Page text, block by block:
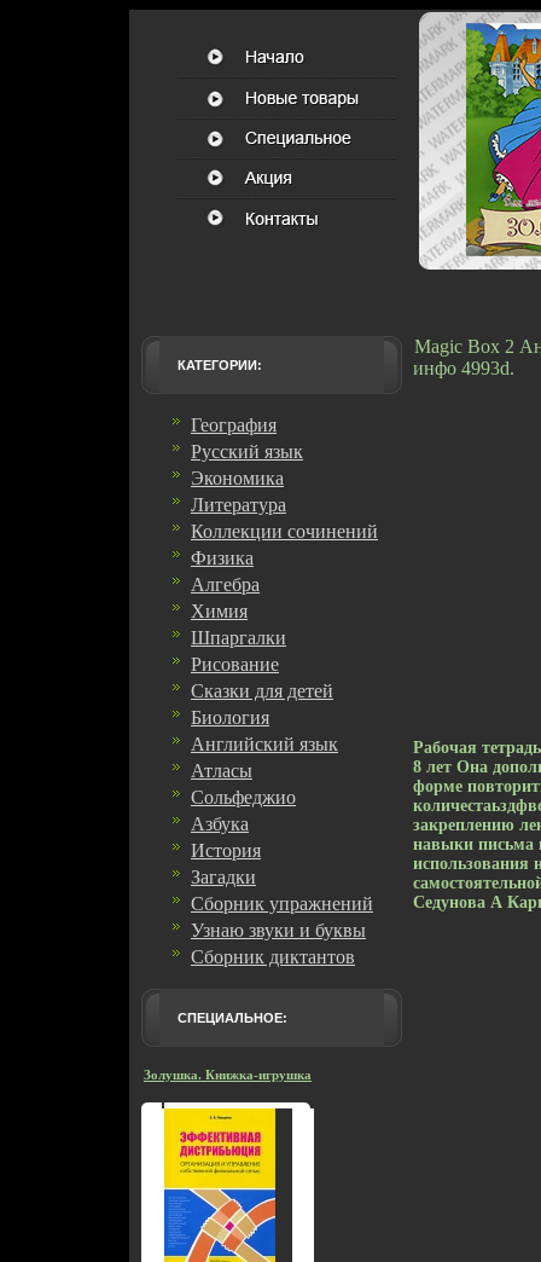
КАТЕГОРИИ:
География
Русский язык
Экономика
Литература
Коллекции сочинений
Физика
Алгебра
Химия
Шпаргалки
Рисование
Сказки для детей
Биология
Английский язык
Атласы
Сольфеджио
Азбука
История
Загадки
Сборник упражнений
Узнаю звуки и буквы
Сборник диктантов
СПЕЦИАЛЬНОЕ:
Золушка. Книжка-игрушка
Magic Box 2
инфо 4993d.
Рабочая
8 лет Она
форме
закреплению
навыки письма
использования
Седунова А